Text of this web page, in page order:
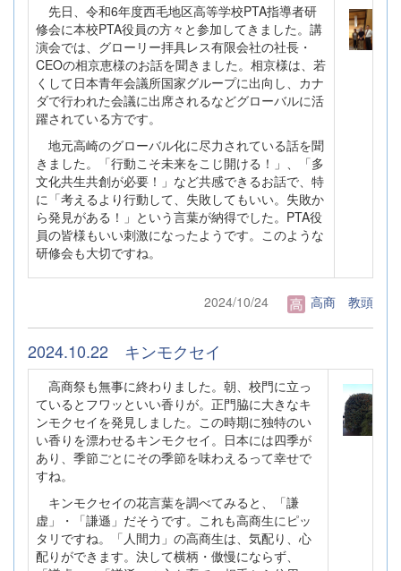
先日、令和6年度西毛地区高等学校PTA指導者研
修会に本校PTA役員の方々と参加してきました。講
演会では、グローリー拝具レス有限会社の社長・
CEOの相京恵様のお話を聞きました。相京様は、若
くして日本青年会議所国家グループに出向し、カナ
ダで行われた会議に出席されるなどグローバルに活
躍されている方です。
地元高崎のグローバル化に尽力されている話を聞
きました。「行動こそ未来をこじ開ける！」、「多
文化共生共創が必要！」など共感できるお話で、特
に「考えるより行動して、失敗してもいい。失敗か
ら発見がある！」という言葉が納得でした。PTA役
員の皆様もいい刺激になったようです。このような
研修会も大切ですね。
2024/10/24 高商 教頭
2024.10.22 キンモクセイ
高商祭も無事に終わりました。朝、校門に立っ
ているとフワッといい香りが。正門脇に大きなキ
ンモクセイを発見しました。この時期に独特のい
い香りを漂わせるキンモクセイ。日本には四季が
あり、季節ごとにその季節を味わえるって幸せで
すね。
キンモクセイの花言葉を調べてみると、「謙
虚」・「謙遜」だそうです。これも高商生にピッ
タリですね。「人間力」の高商生は、気配り、心
配りができます。決して横柄・傲慢にならず、